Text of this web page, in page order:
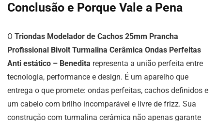
Conclusão e Porque Vale a Pena
O Triondas Modelador de Cachos 25mm Prancha
Profissional Bivolt Turmalina Cerâmica Ondas Perfeitas
Anti estático – Benedita representa a união perfeita entre
tecnologia, performance e design. É um aparelho que
entrega o que promete: ondas perfeitas, cachos definidos e
um cabelo com brilho incomparável e livre de frizz. Sua
construção com turmalina cerâmica não apenas garante